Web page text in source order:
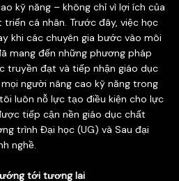
kỹ năng – không chỉ vì lợi ích của
cá nhân. Trước đây, việc học
khi các chuyên gia bước vào môi
mang đến những phương pháp
truyền đạt và tiếp nhận giáo dục
người nâng cao kỹ năng trong
luôn nỗ lực tạo điều kiện cho lực
tiếp cận nền giáo dục chất
trình Đại học (UG) và Sau đại
nghề.
tới tương lai